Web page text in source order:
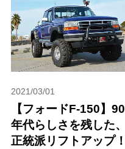
2021/03/01
【フォードF-150】90
年代らしさを残した、
正統派リフトアップ！